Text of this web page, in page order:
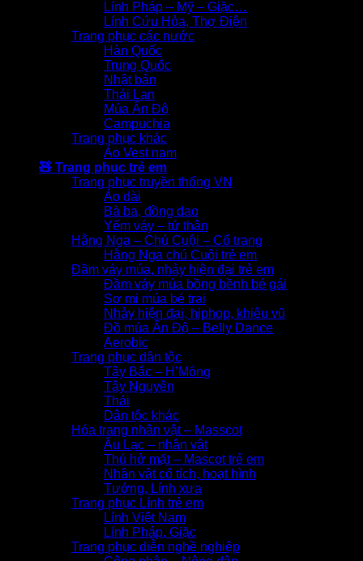
Lính Pháp – Mỹ – Giặc…
Lính Cứu Hỏa, Thợ Điện
Trang phục các nước
Hàn Quốc
Trung Quốc
Nhật bản
Thái Lan
Múa Ấn Độ
Campuchia
Trang phục khác
Áo Vest nam
🧸 Trang phục trẻ em
Trang phục truyền thống VN
Áo dài
Bà ba, đồng dao
Yếm váy – tứ thân
Hằng Nga – Chú Cuội – Cổ trang
Hằng Nga chú Cuội trẻ em
Đầm váy múa, nhảy hiện đại trẻ em
Đầm váy múa bồng bềnh bé gái
Sơ mi múa bé trai
Nhảy hiện đại, hiphop, khiêu vũ
Đồ múa Ấn Độ – Belly Dance
Aerobic
Trang phục dân tộc
Tây Bắc – H’Mông
Tây Nguyên
Thái
Dân tộc khác
Hóa trang nhân vật – Masscot
Âu Lạc – nhân vật
Thú hở mặt – Mascot trẻ em
Nhân vật cổ tích, hoạt hình
Tướng, Lính xưa
Trang phục Lính trẻ em
Lính Việt Nam
Lính Pháp, Giặc
Trang phục diễn nghề nghiệp